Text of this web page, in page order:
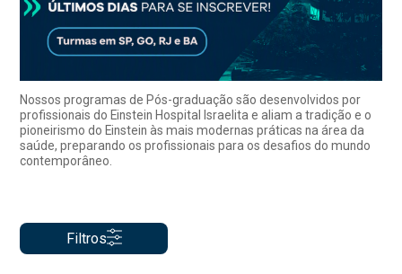
Nossos programas de Pós-graduação são desenvolvidos por
profissionais do Einstein Hospital Israelita e aliam a tradição e o
pioneirismo do Einstein às mais modernas práticas na área da
saúde, preparando os profissionais para os desafios do mundo
contemporâneo.
Filtros